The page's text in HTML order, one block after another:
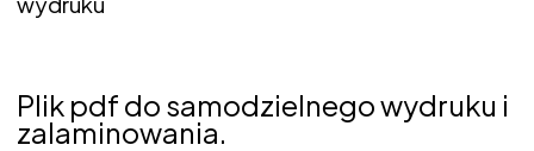
Plik pdf do samodzielnego wydruku i
zalaminowania.